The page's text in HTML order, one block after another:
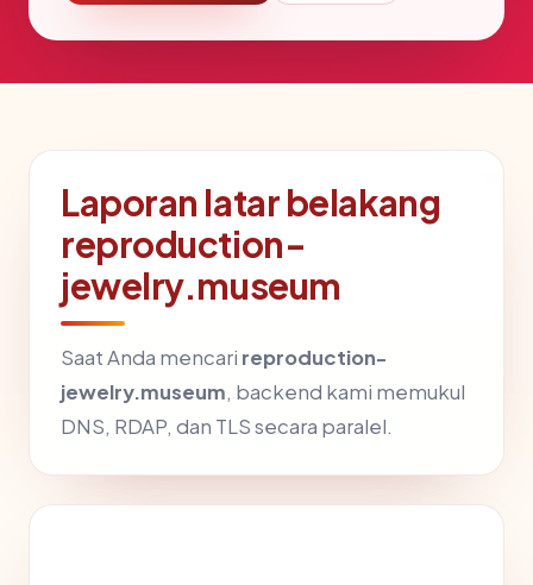
Laporan latar belakang
reproduction-
jewelry.museum
Saat Anda mencari reproduction-
jewelry.museum, backend kami memukul
DNS, RDAP, dan TLS secara paralel.